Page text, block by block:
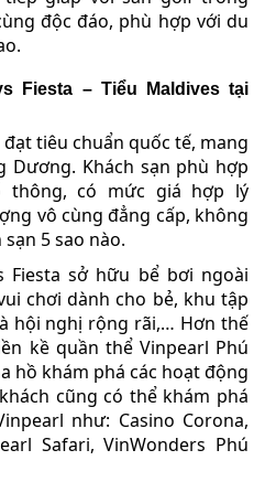
độc đáo, phù hợp với du
Fiesta – Tiểu Maldives tại
tiêu chuẩn quốc tế, mang
Dương. Khách sạn phù hợp
thông, có mức giá hợp lý
vô cùng đẳng cấp, không
5 sao nào.
Fiesta sở hữu bể bơi ngoài
chơi dành cho bẻ, khu tập
hội nghị rộng rãi,… Hơn thế
kề quần thể Vinpearl Phú
hồ khám phá các hoạt động
cũng có thể khám phá
như: Casino Corona,
Safari, VinWonders Phú